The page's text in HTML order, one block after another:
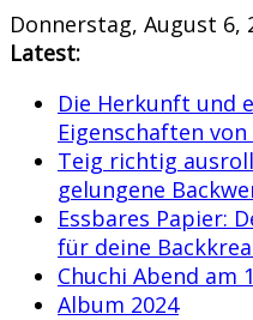
Skip
to
Donnerstag, August 6,
Latest:
Die Herkunft und
Eigenschaften von
Teig richtig
gelungene
Essbares Papier:
für deine
Chuchi Abend am
Album 2024